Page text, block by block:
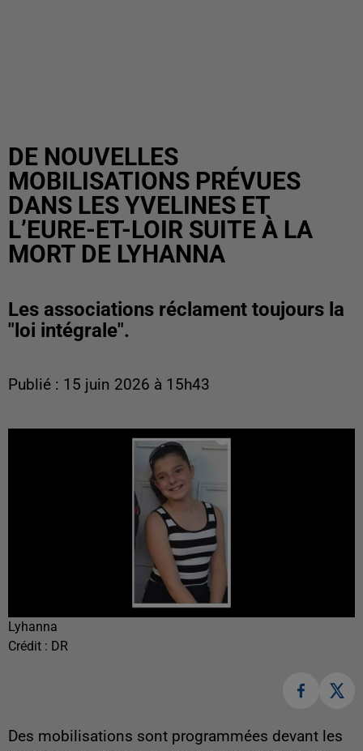
DE NOUVELLES
MOBILISATIONS PRÉVUES
DANS LES YVELINES ET
L’EURE-ET-LOIR SUITE À LA
MORT DE LYHANNA
Les associations réclament toujours la
"loi intégrale".
Publié : 15 juin 2026 à 15h43
Lyhanna
Crédit : DR
Des mobilisations sont programmées devant les